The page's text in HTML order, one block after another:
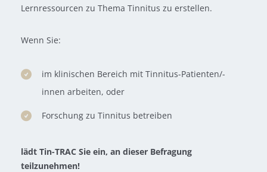
Lernressourcen zu Thema Tinnitus zu erstellen.
Wenn Sie:
im klinischen Bereich mit Tinnitus-Patienten/-
innen arbeiten, oder
Forschung zu Tinnitus betreiben
lädt Tin-TRAC Sie ein, an dieser Befragung
teilzunehmen!